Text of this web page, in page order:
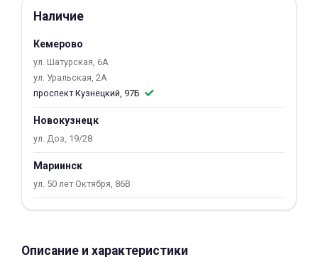
Наличие
Кемерово
ул. Шатурская, 6А
ул. Уральская, 2А
проспект Кузнецкий, 97Б
Новокузнецк
ул. Доз, 19/28
Мариинск
ул. 50 лет Октября, 86В
Описание и характеристики
недели